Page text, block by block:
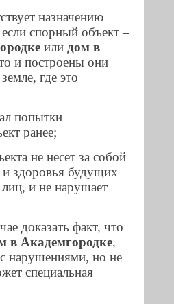
назначению
если спорный объект –
или дом в
и построены они
где это
попытки
ранее;
не несет за собой
здоровья будущих
и не нарушает
доказать факт, что
в Академгородке,
нарушениями, но не
специальная